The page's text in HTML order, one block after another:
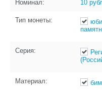
Номинал: 10
Тип монеты:
Серия:
Материал: